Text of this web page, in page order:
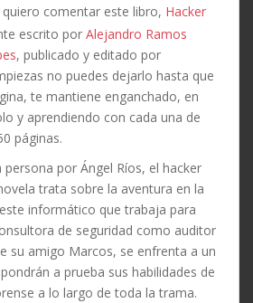
quiero comentar este libro, Hacker
escrito por Alejandro Ramos
, publicado y editado por
no puedes dejarlo hasta que
te mantiene enganchado, en
y aprendiendo con cada una de
páginas.
por Ángel Ríos, el hacker
trata sobre la aventura en la
informático que trabaja para
de seguridad como auditor
su amigo Marcos, se enfrenta a un
a prueba sus habilidades de
a lo largo de toda la trama.